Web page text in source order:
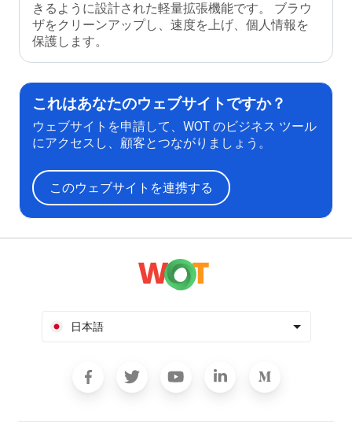
きるように設計された軽量拡張機能です。 ブラウ
ザをクリーンアップし、速度を上げ、個人情報を
保護します。
これはあなたのウェブサイトですか？
ウェブサイトを申請して、WOT のビジネス ツール
にアクセスし、顧客とつながりましょう。
このウェブサイトを連携する
日本語